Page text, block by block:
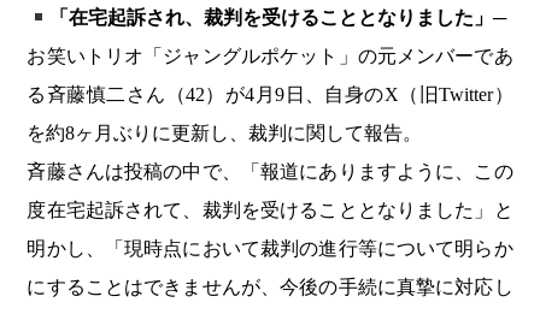
「在宅起訴され、裁判を受けることとなりました」─
お笑いトリオ「ジャングルポケット」の元メンバーであ
る斉藤慎二さん（42）が4月9日、自身のX（旧Twitter）
を約8ヶ月ぶりに更新し、裁判に関して報告。
斉藤さんは投稿の中で、「報道にありますように、この
度在宅起訴されて、裁判を受けることとなりました」と
明かし、「現時点において裁判の進行等について明らか
にすることはできませんが、今後の手続に真摯に対応し